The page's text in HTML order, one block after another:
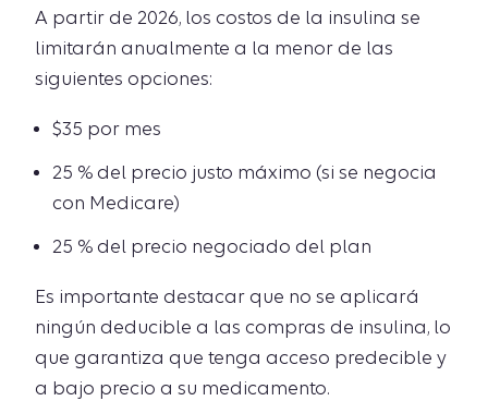
A partir de 2026, los costos de la insulina se
limitarán anualmente a la menor de las
siguientes opciones:
$35 por mes
25 % del precio justo máximo (si se negocia
con Medicare)
25 % del precio negociado del plan
Es importante destacar que no se aplicará
ningún deducible a las compras de insulina, lo
que garantiza que tenga acceso predecible y
a bajo precio a su medicamento.